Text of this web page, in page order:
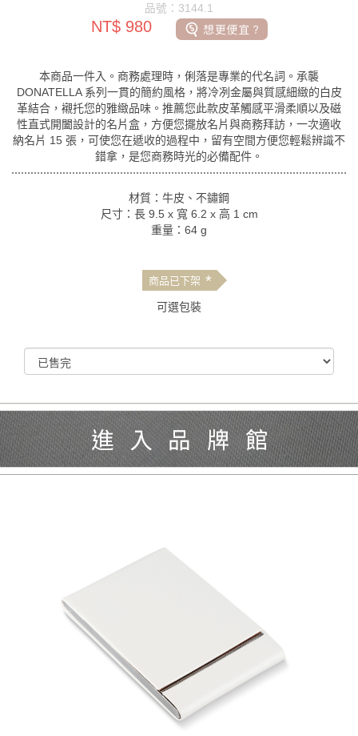
品號：3144.1
NT$ 980
本商品一件入。商務處理時，俐落是專業的代名詞。承襲
DONATELLA 系列一貫的簡約風格，將冷冽金屬與質感細緻的白皮
革結合，襯托您的雅緻品味。推薦您此款皮革觸感平滑柔順以及磁
性直式開闔設計的名片盒，方便您擺放名片與商務拜訪，一次適收
納名片 15 張，可使您在遞收的過程中，留有空間方便您輕鬆辨識不
錯拿，是您商務時光的必備配件。
材質：牛皮、不鏽鋼
尺寸：長 9.5 x 寬 6.2 x 高 1 cm
重量：64 g
商品已下架 *
可選包裝